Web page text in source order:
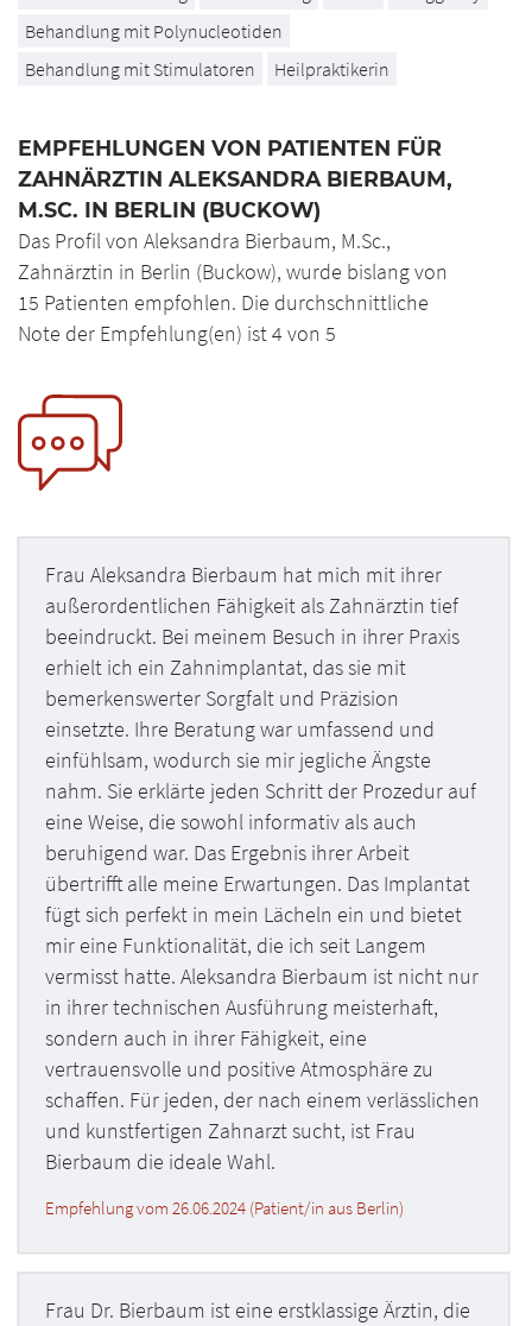
Behandlung mit Polynucleotiden
Behandlung mit Stimulatoren
Heilpraktikerin
EMPFEHLUNGEN VON PATIENTEN FÜR
ZAHNÄRZTIN ALEKSANDRA BIERBAUM,
M.SC. IN BERLIN (BUCKOW)
Das Profil von Aleksandra Bierbaum, M.Sc.,
Zahnärztin in Berlin (Buckow), wurde bislang von
15 Patienten empfohlen. Die durchschnittliche
Note der Empfehlung(en) ist 4 von 5
Frau Aleksandra Bierbaum hat mich mit ihrer
außerordentlichen Fähigkeit als Zahnärztin tief
beeindruckt. Bei meinem Besuch in ihrer Praxis
erhielt ich ein Zahnimplantat, das sie mit
bemerkenswerter Sorgfalt und Präzision
einsetzte. Ihre Beratung war umfassend und
einfühlsam, wodurch sie mir jegliche Ängste
nahm. Sie erklärte jeden Schritt der Prozedur auf
eine Weise, die sowohl informativ als auch
beruhigend war. Das Ergebnis ihrer Arbeit
übertrifft alle meine Erwartungen. Das Implantat
fügt sich perfekt in mein Lächeln ein und bietet
mir eine Funktionalität, die ich seit Langem
vermisst hatte. Aleksandra Bierbaum ist nicht nur
in ihrer technischen Ausführung meisterhaft,
sondern auch in ihrer Fähigkeit, eine
vertrauensvolle und positive Atmosphäre zu
schaffen. Für jeden, der nach einem verlässlichen
und kunstfertigen Zahnarzt sucht, ist Frau
Bierbaum die ideale Wahl.
Empfehlung vom 26.06.2024 (Patient/in aus Berlin)
Frau Dr. Bierbaum ist eine erstklassige Ärztin, die